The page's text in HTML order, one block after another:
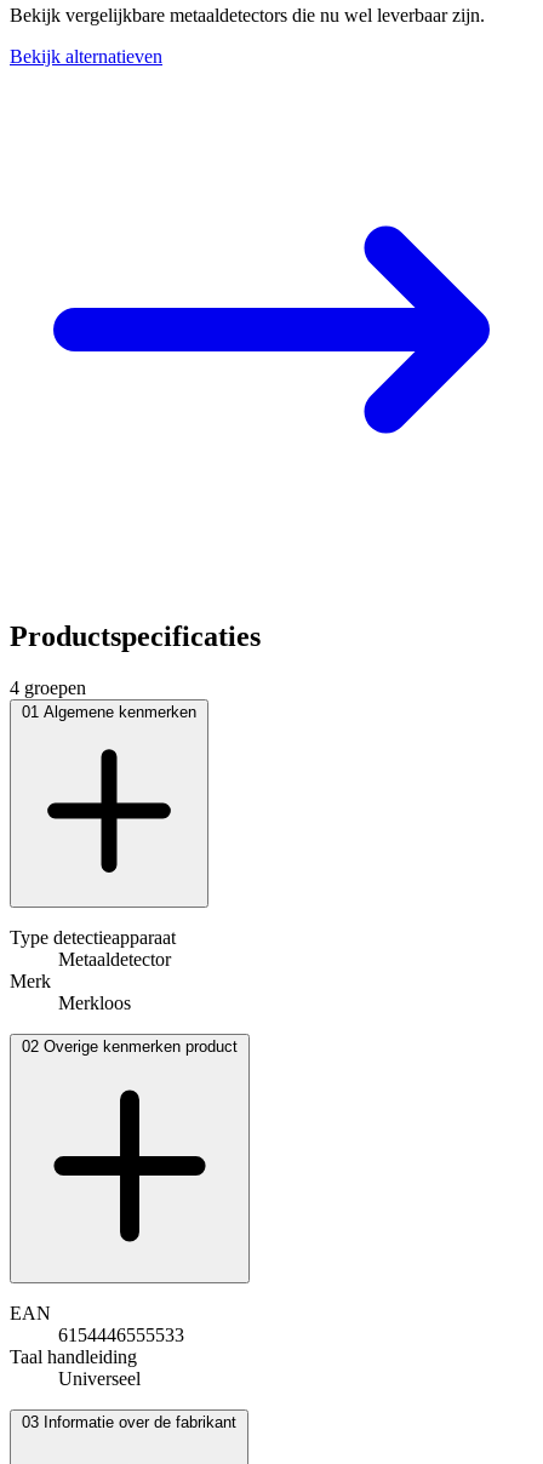
Bekijk vergelijkbare metaaldetectors die nu wel leverbaar zijn.
Bekijk alternatieven
Productspecificaties
4 groepen
01 Algemene kenmerken
Type detectieapparaat
Metaaldetector
Merk
Merkloos
02 Overige kenmerken product
EAN
6154446555533
Taal handleiding
Universeel
03 Informatie over de fabrikant